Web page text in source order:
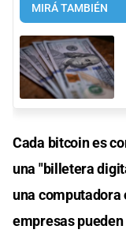
MIRÁ TAMBIÉN
Cada bitcoin es
una "billetera
una computadora
empresas